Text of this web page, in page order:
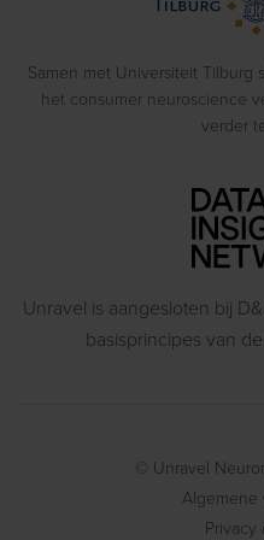
Samen met Universiteit Tilburg
het consumer neuroscience
verder
Unravel is aangesloten bij
basisprincipes van
© Unravel
Algemene
Privacy